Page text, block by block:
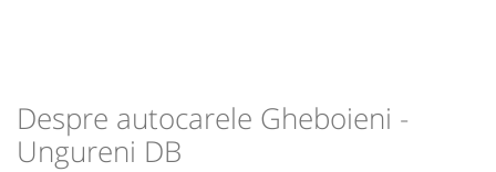
-
Sursa:GRUP ATYC SRL| Ultima actualizare:
Despre autocarele Gheboieni -
Ungureni DB